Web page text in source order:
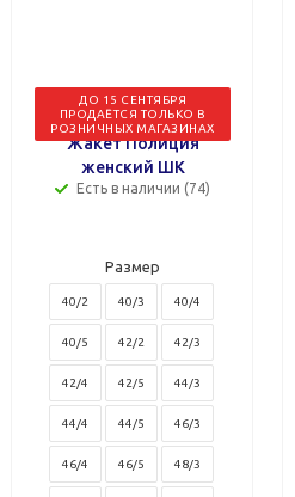
ДО 15 СЕНТЯБРЯ
ПРОДАЁТСЯ ТОЛЬКО В
РОЗНИЧНЫХ МАГАЗИНАХ
Жакет Полиция
женский ШК
Есть в наличии (74)
Размер
40/2 40/3 40/4
40/5 42/2 42/3
42/4 42/5 44/3
44/4 44/5 46/3
46/4 46/5 48/3